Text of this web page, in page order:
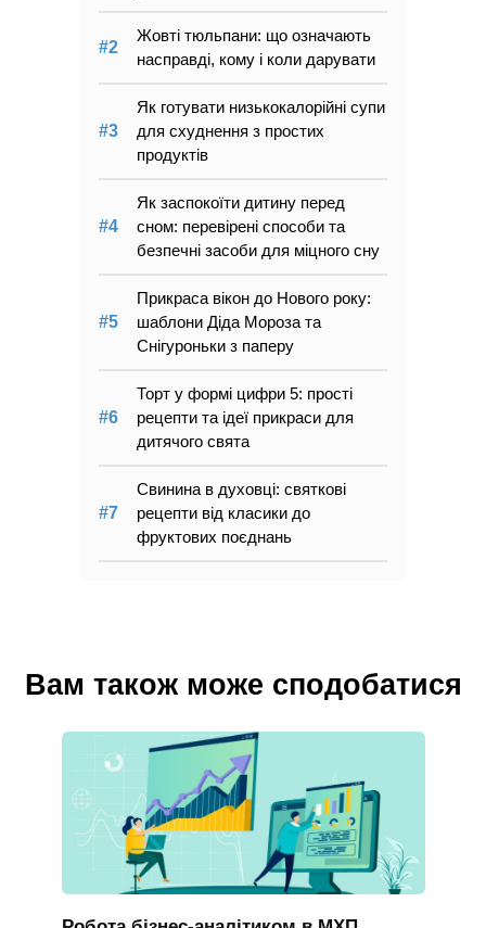
Жовті тюльпани: що означають
насправді, кому і коли дарувати
Як готувати низькокалорійні супи
для схуднення з простих
продуктів
Як заспокоїти дитину перед
сном: перевірені способи та
безпечні засоби для міцного сну
Прикраса вікон до Нового року:
шаблони Діда Мороза та
Снігуроньки з паперу
Торт у формі цифри 5: прості
рецепти та ідеї прикраси для
дитячого свята
Свинина в духовці: святкові
рецепти від класики до
фруктових поєднань
Вам також може сподобатися